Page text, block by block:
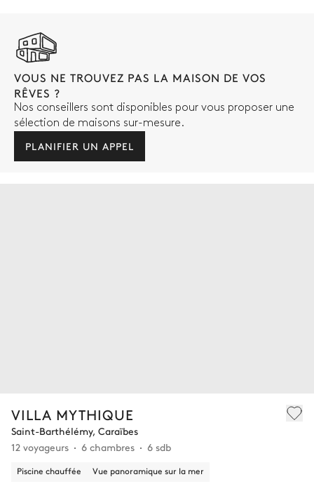
VOUS NE TROUVEZ PAS LA MAISON DE VOS
RÊVES ?
Nos conseillers sont disponibles pour vous proposer une
sélection de maisons sur-mesure.
PLANIFIER UN APPEL
VILLA MYTHIQUE
Saint-Barthélémy, Caraïbes
12 voyageurs
6 chambres 6 sdb
Piscine chauffée Vue panoramique sur la mer